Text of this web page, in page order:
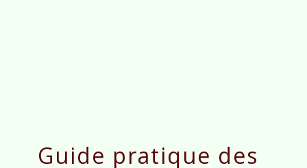
Guide pratique des